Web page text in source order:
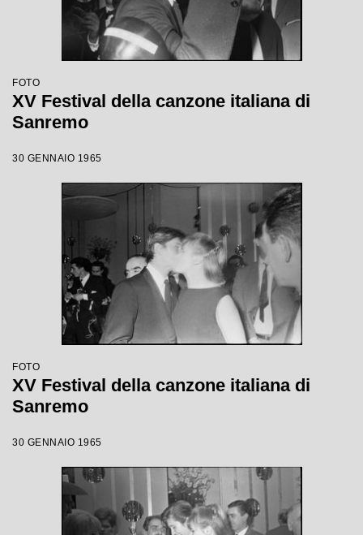
FOTO
XV Festival della canzone italiana di
Sanremo
30 GENNAIO 1965
FOTO
XV Festival della canzone italiana di
Sanremo
30 GENNAIO 1965